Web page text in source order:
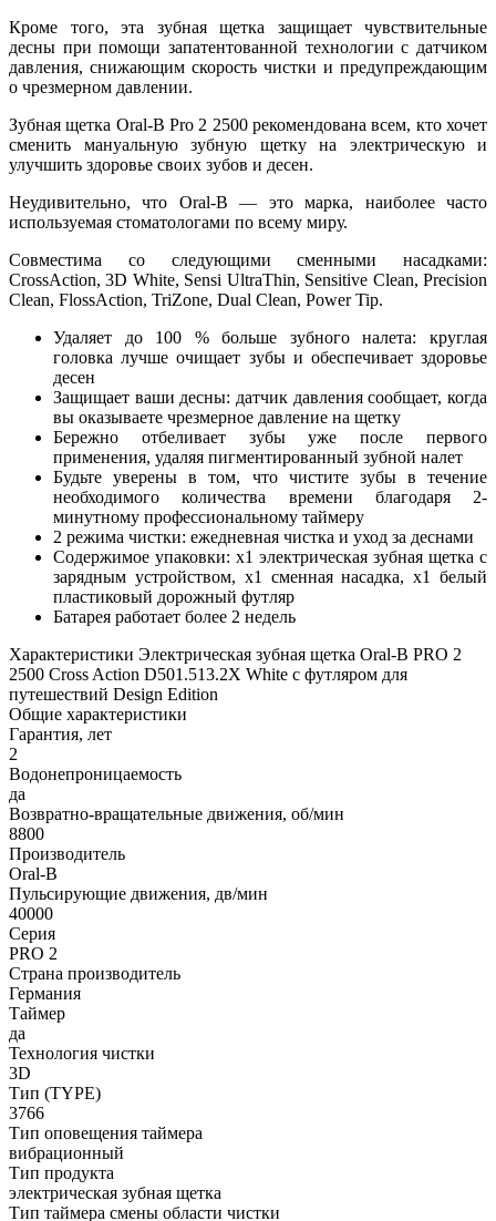
Кроме того, эта зубная щетка защищает чувствительные
десны при помощи запатентованной технологии с датчиком
давления, снижающим скорость чистки и предупреждающим
о чрезмерном давлении.
Зубная щетка Oral-B Pro 2 2500 рекомендована всем, кто хочет
сменить мануальную зубную щетку на электрическую и
улучшить здоровье своих зубов и десен.
Неудивительно, что Oral-B — это марка, наиболее часто
используемая стоматологами по всему миру.
Совместима со следующими сменными насадками:
CrossAction, 3D White, Sensi UltraThin, Sensitive Clean, Precision
Clean, FlossAction, TriZone, Dual Clean, Power Tip.
Удаляет до 100 % больше зубного налета: круглая
головка лучше очищает зубы и обеспечивает здоровье
десен
Защищает ваши десны: датчик давления сообщает, когда
вы оказываете чрезмерное давление на щетку
Бережно отбеливает зубы уже после первого
применения, удаляя пигментированный зубной налет
Будьте уверены в том, что чистите зубы в течение
необходимого количества времени благодаря 2-
минутному профессиональному таймеру
2 режима чистки: ежедневная чистка и уход за деснами
Содержимое упаковки: x1 электрическая зубная щетка с
зарядным устройством, x1 сменная насадка, x1 белый
пластиковый дорожный футляр
Батарея работает более 2 недель
Характеристики Электрическая зубная щетка Oral-B PRO 2
2500 Cross Action D501.513.2X White c футляром для
путешествий Design Edition
Общие характеристики
Гарантия, лет
2
Водонепроницаемость
да
Возвратно-вращательные движения, об/мин
8800
Производитель
Oral-B
Пульсирующие движения, дв/мин
40000
Серия
PRO 2
Страна производитель
Германия
Таймер
да
Технология чистки
3D
Тип (TYPE)
3766
Тип оповещения таймера
вибрационный
Тип продукта
электрическая зубная щетка
Тип таймера смены области чистки